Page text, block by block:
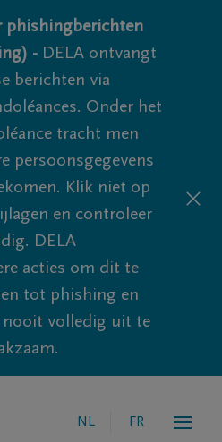
phishingberichten
- DELA ontvangt
berichten via
Onder het
tracht men
persoonsgegevens
Klik niet op
en controleer
DELA
acties om dit te
tot phishing en
nooit volledig uit te
NL FR